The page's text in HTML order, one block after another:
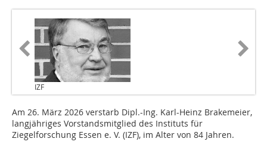
IZF
Am 26. März 2026 verstarb Dipl.-Ing. Karl-Heinz Brakemeier,
langjähriges Vorstandsmitglied des Instituts für
Ziegelforschung Essen e. V. (IZF), im Alter von 84 Jahren.